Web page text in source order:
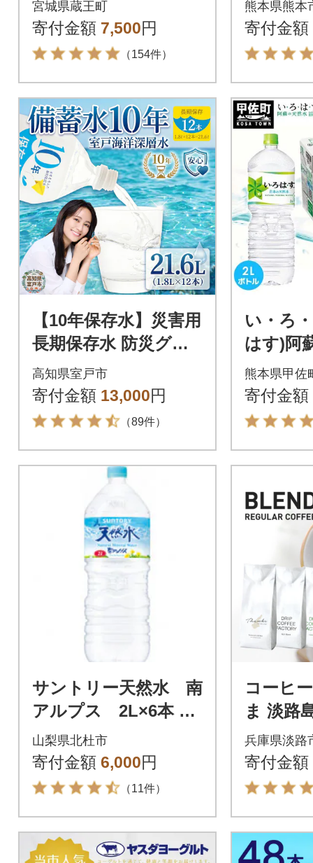
301-0732】
宮城県蔵王町
寄付金額 7,500円
（154件）
【JA熊
熊本県熊本
寄付金額
【10年保存水】災害用
長期保存水 防災グッ
ズに必需品の飲料水
ペットボトル
高知県室戸市
寄付金額 13,000円
（89件）
い・ろ
はす)阿
LPET×6
熊本県甲佐
寄付金額
サントリー天然水 南
アルプス 2L×6本
ペットボトル 白州
の水
山梨県北杜市
寄付金額 6,000円
（11件）
コーヒ
ま 淡路
ット 3
4袋)
兵庫県淡路
寄付金額